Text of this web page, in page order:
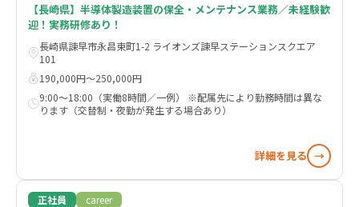
【長崎県】半導体製造装置の保全・メンテナンス業務／未経験歓
迎！実務研修あり！
長崎県諫早市永昌東町1-2 ライオンズ諫早ステーションスクエア
101
190,000円〜250,000円
9:00～18:00（実働8時間／一例） ※配属先により勤務時間は異な
ります（交替制・夜勤が発生する場合あり）
詳細を見る →
正社員 career